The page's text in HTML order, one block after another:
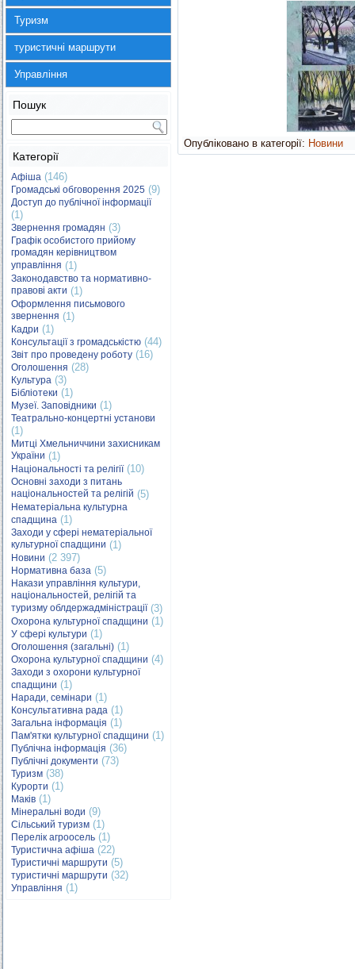
Туризм
туристичні маршрути
Управління
Пошук
Категорії
Афіша (146)
Громадські обговорення 2025 (9)
Доступ до публічної інформації
(1)
Звернення громадян (3)
Графік особистого прийому
громадян керівництвом
управління (1)
Законодавство та нормативно-
правові акти (1)
Оформлення письмового
звернення (1)
Кадри (1)
Консультації з громадськістю (44)
Звіт про проведену роботу (16)
Оголошення (28)
Культура (3)
Бібліотеки (1)
Музеї. Заповідники (1)
Театрально-концертні установи
(1)
Митці Хмельниччини захисникам
України (1)
Національності та релігії(10)
Основні заходи з питань
національностей та релігій (5)
Нематеріальна культурна
спадщина (1)
Заходи у сфері нематеріальної
культурної спадщини (1)
Новини (2 397)
Нормативна база (5)
Накази управління культури,
національностей, релігій та
туризму облдержадміністрації(3)
Охорона культурної спадщини (1)
У сфері культури (1)
Оголошення (загальні) (1)
Охорона культурної спадщини (4)
Заходи з охорони культурної
спадщини (1)
Наради, семінари (1)
Консультативна рада (1)
Загальна інформація (1)
Пам'ятки культурної спадщини (1)
Публічна інформація (36)
Публічні документи (73)
Туризм (38)
Курорти (1)
Маків (1)
Мінеральні води (9)
Сільський туризм (1)
Перелік агроосель (1)
Туристична афіша (22)
Туристичні маршрути (5)
туристичні маршрути (32)
Управління (1)
Опубліковано в категорії: Новини